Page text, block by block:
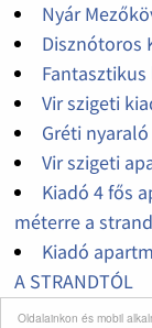
Oldalainkon és mobil
Nyár
Disznótoros
Vir szigeti
Gréti
Vir szigeti
Kiadó 4 fős
méterre a
Kiadó
A STRANDTÓL
Kiadó PAG